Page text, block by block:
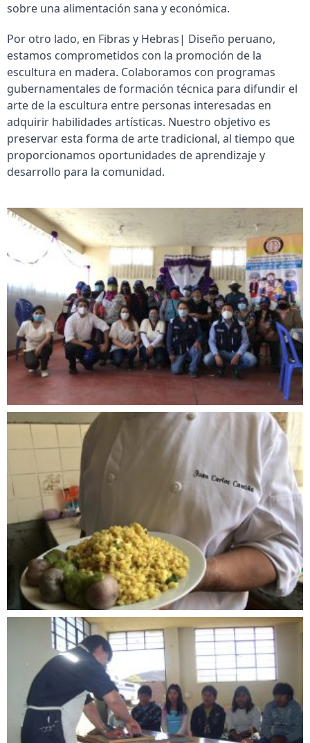
sobre una alimentación sana y económica.
Por otro lado, en Fibras y Hebras| Diseño peruano,
estamos comprometidos con la promoción de la
escultura en madera. Colaboramos con programas
gubernamentales de formación técnica para difundir el
arte de la escultura entre personas interesadas en
adquirir habilidades artísticas. Nuestro objetivo es
preservar esta forma de arte tradicional, al tiempo que
proporcionamos oportunidades de aprendizaje y
desarrollo para la comunidad.